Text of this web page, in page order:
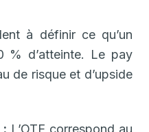
à définir ce qu’un
% d’atteinte. Le pay
de risque et d’upside
: L’OTE correspond au